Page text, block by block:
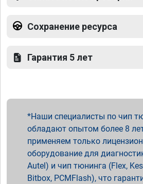
Сохранение ресурса
Гарантия 5 лет
Наши специалисты по чип
обладают опытом более 8
применяем только
оборудование для
Autel) и чип тюнинга (Flex,
Bitbox, PCMFlash), что